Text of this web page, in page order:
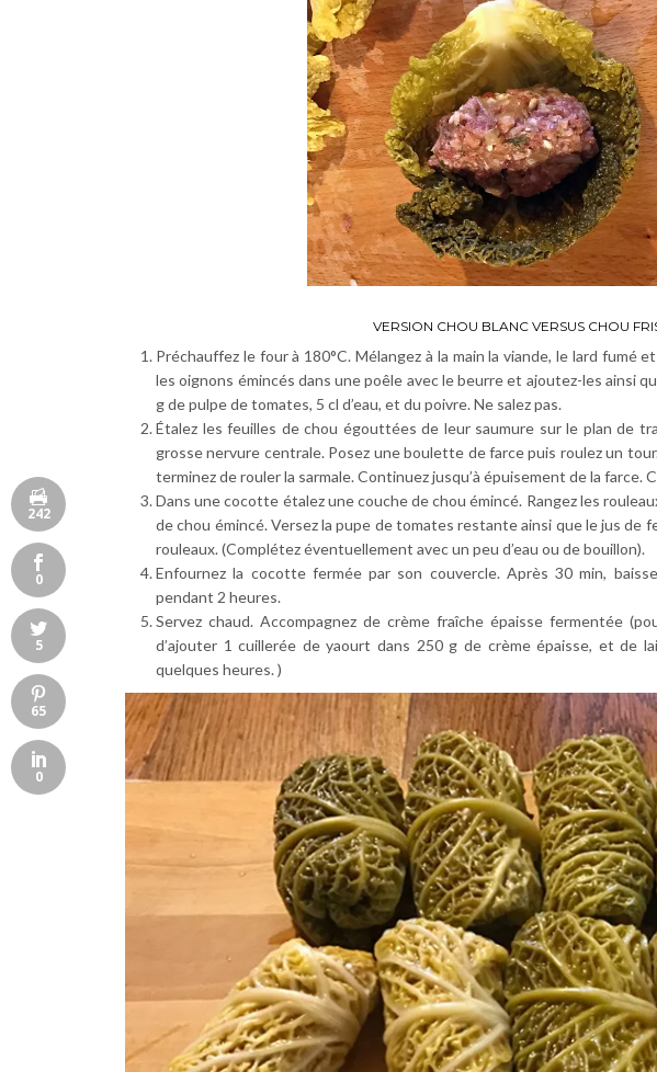
VERSION CHOU BLANC VERSUS CHOU
Préchauffez le four à 180°C. Mélangez à la main la viande, le lard fumé
les oignons émincés dans une poêle avec le beurre et ajoutez-les ainsi
g de pulpe de tomates, 5 cl d’eau, et du poivre. Ne salez pas.
Étalez les feuilles de chou égouttées de leur saumure sur le plan de
grosse nervure centrale. Posez une boulette de farce puis roulez un
terminez de rouler la sarmale. Continuez jusqu’à épuisement de la farce.
Dans une cocotte étalez une couche de chou émincé. Rangez les
de chou émincé. Versez la pupe de tomates restante ainsi que le jus de
rouleaux. (Complétez éventuellement avec un peu d’eau ou de bouillon).
Enfournez la cocotte fermée par son couvercle. Après 30 min,
pendant 2 heures.
Servez chaud. Accompagnez de crème fraîche épaisse fermentée
d’ajouter 1 cuillerée de yaourt dans 250 g de crème épaisse, et de
quelques heures. )
242
0
5
65
0